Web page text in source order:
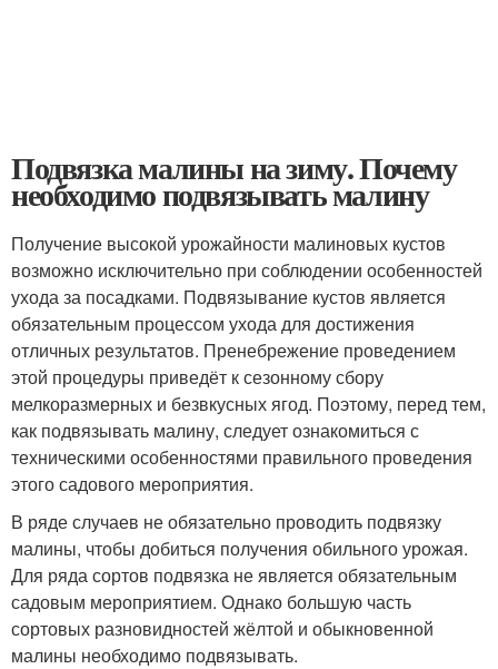
Подвязка малины на зиму. Почему
необходимо подвязывать малину
Получение высокой урожайности малиновых кустов
возможно исключительно при соблюдении особенностей
ухода за посадками. Подвязывание кустов является
обязательным процессом ухода для достижения
отличных результатов. Пренебрежение проведением
этой процедуры приведёт к сезонному сбору
мелкоразмерных и безвкусных ягод. Поэтому, перед тем,
как подвязывать малину, следует ознакомиться с
техническими особенностями правильного проведения
этого садового мероприятия.
В ряде случаев не обязательно проводить подвязку
малины, чтобы добиться получения обильного урожая.
Для ряда сортов подвязка не является обязательным
садовым мероприятием. Однако большую часть
сортовых разновидностей жёлтой и обыкновенной
малины необходимо подвязывать.